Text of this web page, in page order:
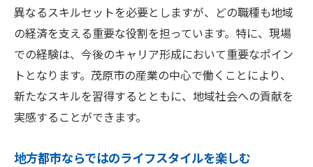
異なるスキルセットを必要としますが、どの職種も地域
の経済を支える重要な役割を担っています。特に、現場
での経験は、今後のキャリア形成において重要なポイン
トとなります。茂原市の産業の中心で働くことにより、
新たなスキルを習得するとともに、地域社会への貢献を
実感することができます。
地方都市ならではのライフスタイルを楽しむ